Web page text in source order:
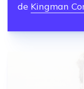
de Kingman